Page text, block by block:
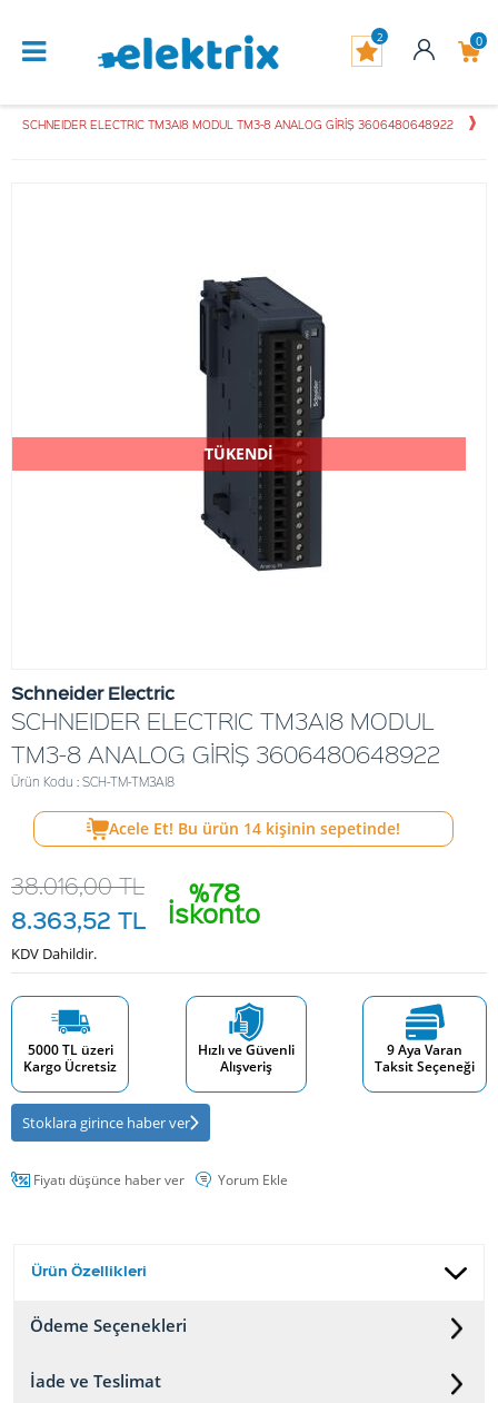
0
2
SCHNEIDER ELECTRIC TM3AI8 MODUL TM3-8 ANALOG GİRİŞ 3606480648922
TÜKENDİ
Schneider Electric
SCHNEIDER ELECTRIC TM3AI8 MODUL
TM3-8 ANALOG GİRİŞ 3606480648922
Ürün Kodu : SCH-TM-TM3AI8
Acele Et! Bu ürün 14 kişinin sepetinde!
%78
İskonto
38.016,00TL
8.363,52 TL
KDV Dahildir.
5000 TL üzeri
Kargo Ücretsiz
Hızlı ve Güvenli
Alışveriş
9 Aya Varan
Taksit Seçeneği
Stoklara girince haber ver
Fiyatı düşünce haber ver Yorum Ekle
Ürün Özellikleri
Ödeme Seçenekleri
İade ve Teslimat